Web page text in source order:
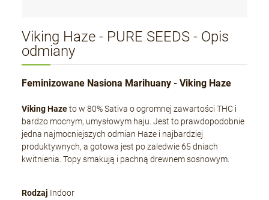
Viking Haze - PURE SEEDS - Opis
odmiany
Feminizowane Nasiona Marihuany - Viking Haze
Viking Hazeto w 80% Sativa o ogromnej zawartości THC i
bardzo mocnym, umysłowym haju. Jest to prawdopodobnie
jedna najmocniejszych odmian Haze i najbardziej
produktywnych, a gotowa jest po zaledwie 65 dniach
kwitnienia. Topy smakują i pachną drewnem sosnowym.
Rodzaj Indoor